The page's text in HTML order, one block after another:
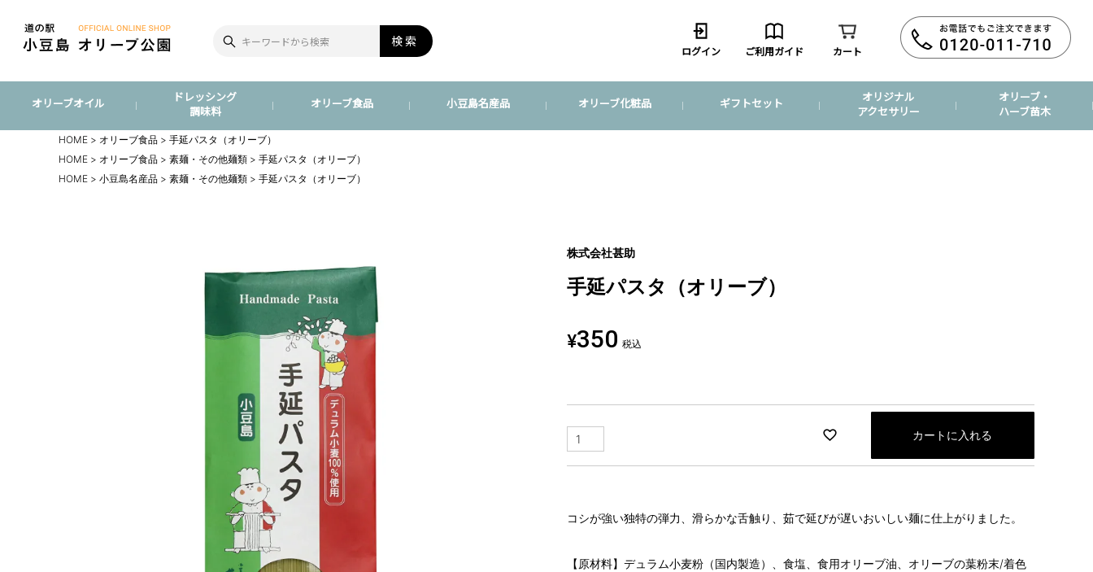
検索
ログイン ご利用ガイド カート
オリーブオイル
ドレッシング
調味料
オリーブ食品 小豆島名産品 オリーブ化粧品 ギフトセット
オリジナル
アクセサリー
オリーブ・
ハーブ苗木
HOME オリーブ食品
手延パスタ（オリーブ）
HOME
オリーブ食品 素麺・その他麺類
手延パスタ（オリーブ）
HOME
小豆島名産品 素麺・その他麺類 手延パスタ（オリーブ）
株式会社甚助
手延パスタ（オリーブ）
¥350 税込
カートに入れる
コシが強い独特の弾力、滑らかな舌触り、茹で延びが遅いおいしい麺に仕上がりました。
【原材料】デュラム小麦粉（国内製造）、食塩、食用オリーブ油、オリーブの葉粉末/着色